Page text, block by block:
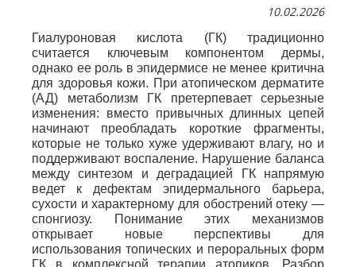
10.02.2026
Гиалуроновая кислота (ГК) традиционно
считается ключевым компонентом дермы,
однако ее роль в эпидермисе не менее критична
для здоровья кожи. При атопическом дерматите
(АД) метаболизм ГК претерпевает серьезные
изменения: вместо привычных длинных цепей
начинают преобладать короткие фрагменты,
которые не только хуже удерживают влагу, но и
поддерживают воспаление. Нарушение баланса
между синтезом и деградацией ГК напрямую
ведет к дефектам эпидермального барьера,
сухости и характерному для обострений отеку —
спонгиозу. Понимание этих механизмов
открывает новые перспективы для
использования топических и пероральных форм
ГК в комплексной терапии атопиков. Разбор